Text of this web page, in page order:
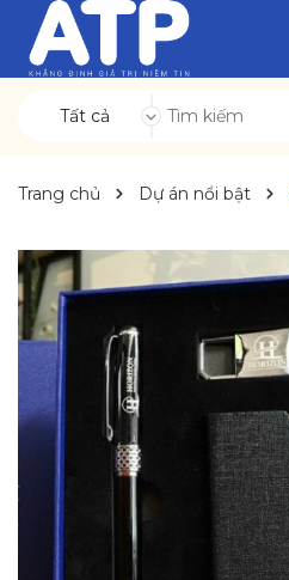
Tất cả
Trang chủ Dự án nổi bật